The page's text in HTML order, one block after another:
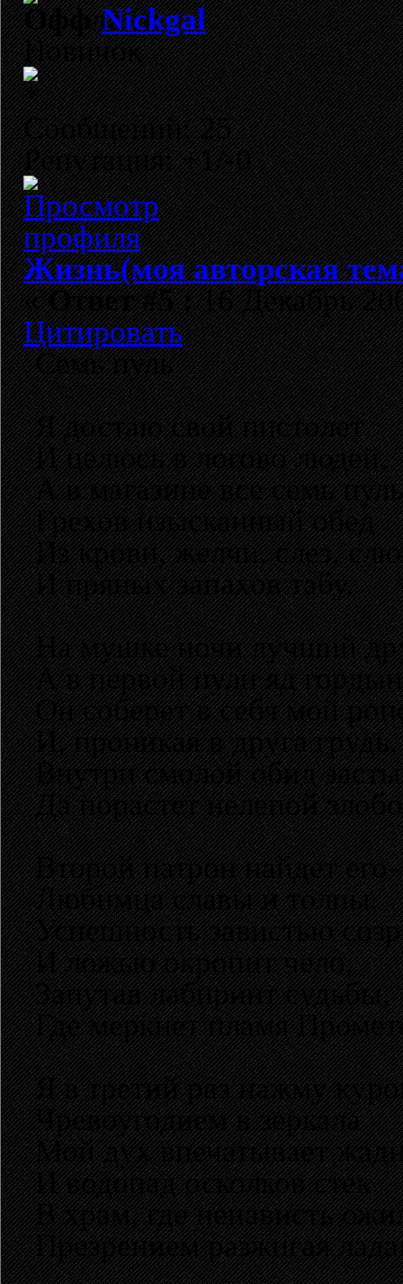
Nickgal
Новичок
Сообщений: 25
Репутация: +1/-0
Жизнь(моя авторская
«Ответ #5 :16 Декабрь
Цитировать
Семь пуль
Я достаю свой пистолет
И целюсь в логово людей,
А в магазине все семь
Грехов изысканный обед
Из крови, желчи, слез,
И пряных запахов табу.
На мушке ночи лучший
А в первой пули яд
Он соберет в себя мой
И, проникая в друга грудь,
Внутри смолой обид
Да порастет нелепой
Второй патрон найдет его-
Любимца славы и толпы.
Успешность завистью
И ложью окропит чело,
Запутав лабиринт судьбы,
Где меркнет пламя
Я в третий раз нажму
Чревоугодием в зеркала
Мой дух впечатывает
И водопад осколков стек
В храм, где ненависть
Презрением разжигая